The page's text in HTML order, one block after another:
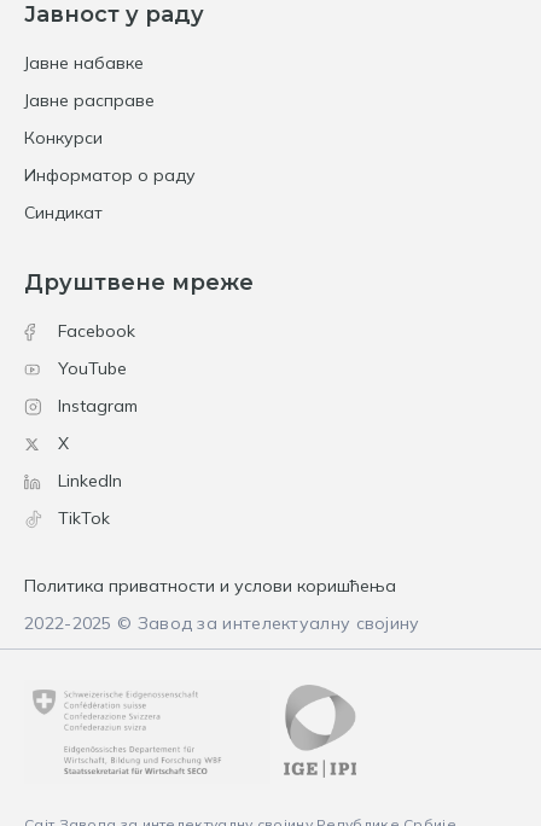
Јавност у раду
Јавне набавке
Јавне расправе
Конкурси
Информатор о раду
Синдикат
Друштвене мреже
Facebook
YouTube
Instagram
X
LinkedIn
TikTok
Политика приватности и услови коришћења
2022-2025 © Завод за интелектуалну својину